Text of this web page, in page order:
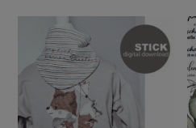
Dieses Produkt weist mehrere Varianten auf. Die Optionen können auf der Produktseite gewählt werden